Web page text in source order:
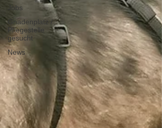
Jobs
Gnadenplatz /
Pflegestelle
gesucht
News